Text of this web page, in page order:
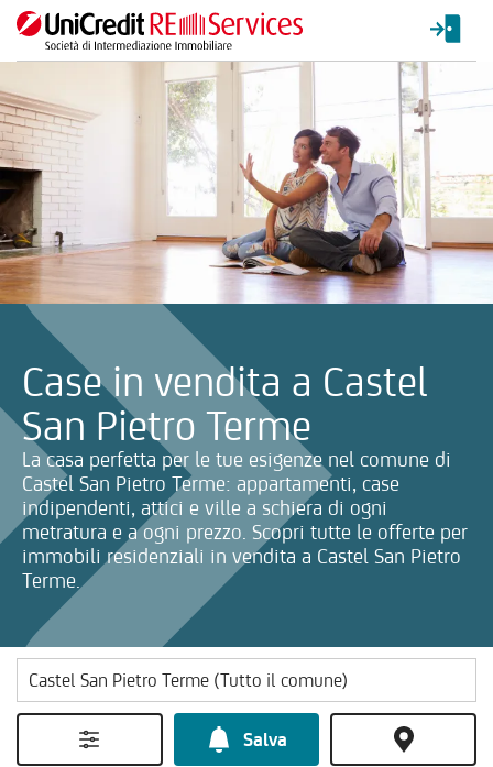
Case in vendita a Castel
San Pietro Terme
La casa perfetta per le tue esigenze nel comune di
Castel San Pietro Terme: appartamenti, case
indipendenti, attici e ville a schiera di ogni
metratura e a ogni prezzo. Scopri tutte le offerte per
immobili residenziali in vendita a Castel San Pietro
Terme.
La ricerca verrà inviata automaticamente alla selezione delle
Salva